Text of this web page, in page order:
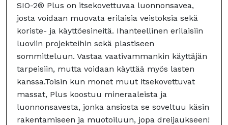
SIO-2® Plus on itsekovettuvaa luonnonsavea,
josta voidaan muovata erilaisia veistoksia sekä
koriste- ja käyttöesineitä. Ihanteellinen erilaisiin
luoviin projekteihin sekä plastiseen
sommitteluun. Vastaa vaativammankin käyttäjän
tarpeisiin, mutta voidaan käyttää myös lasten
kanssa.Toisin kun monet muut itsekovettuvat
massat, Plus koostuu mineraaleista ja
luonnonsavesta, jonka ansiosta se soveltuu käsin
rakentamiseen ja muotoiluun, jopa dreijaukseen!